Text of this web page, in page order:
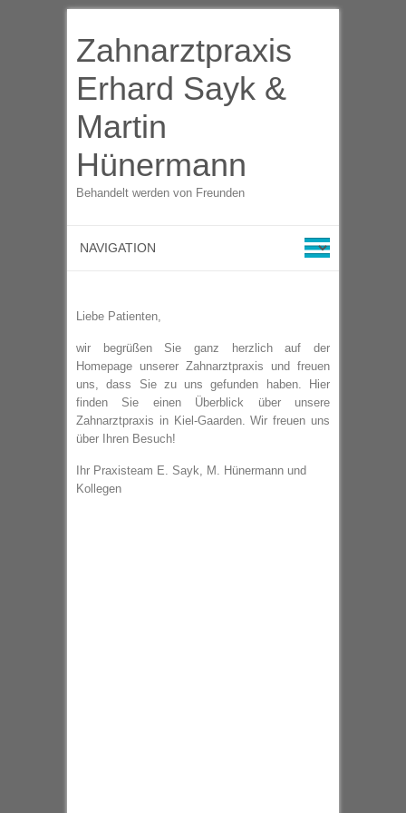
Zahnarztpraxis
Erhard Sayk &
Martin
Hünermann
Behandelt werden von Freunden
Liebe Patienten,
wir begrüßen Sie ganz herzlich auf der
Homepage unserer Zahnarztpraxis und freuen
uns, dass Sie zu uns gefunden haben. Hier
finden Sie einen Überblick über unsere
Zahnarztpraxis in Kiel-Gaarden. Wir freuen uns
über Ihren Besuch!
Ihr Praxisteam E. Sayk, M. Hünermann und
Kollegen